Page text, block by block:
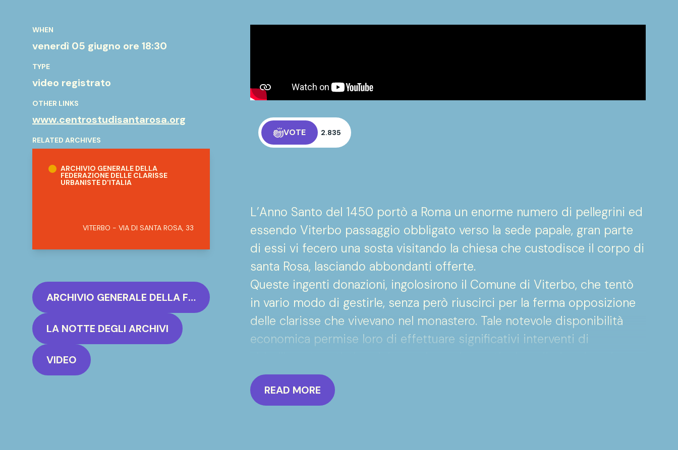
WHEN
venerdì 05 giugno ore 18:30
TYPE
video registrato
OTHER LINKS
www.centrostudisantarosa.org
RELATED ARCHIVES
ARCHIVIO GENERALE DELLA
FEDERAZIONE DELLE CLARISSE
URBANISTE D'ITALIA
VITERBO - VIA DI SANTA ROSA, 33
ARCHIVIO GENERALE DELLA FEDERAZIONE DELLE CLARISSE URBANISTE D'ITALIA
LA NOTTE DEGLI ARCHIVI
VIDEO
VOTE 2.835
L’Anno Santo del 1450 portò a Roma un enorme numero di pellegrini ed
essendo Viterbo passaggio obbligato verso la sede papale, gran parte
di essi vi fecero una sosta visitando la chiesa che custodisce il corpo di
santa Rosa, lasciando abbondanti offerte.
Queste ingenti donazioni, ingolosirono il Comune di Viterbo, che tentò
in vario modo di gestirle, senza però riuscirci per la ferma opposizione
delle clarisse che vivevano nel monastero. Tale notevole disponibilità
economica permise loro di effettuare significativi interventi di
Benozzo Gozzoli di affrescare le pareti perimetrali della chiesa annessa
al monastero con immagini della vita della Santa.
READ MORE